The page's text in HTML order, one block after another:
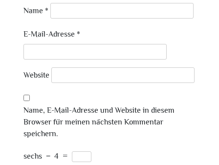
Name *
E-Mail-Adresse *
Website
Name, E-Mail-Adresse und Website in diesem
Browser für meinen nächsten Kommentar
speichern.
sechs − 4 =